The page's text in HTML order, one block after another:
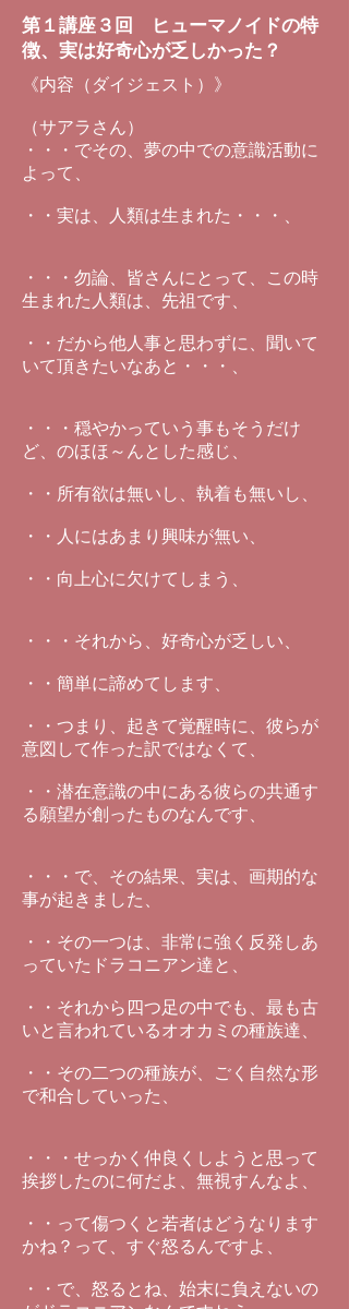
第１講座３回 ヒューマノイドの特
徴、実は好奇心が乏しかった？
《内容（ダイジェスト）》
（サアラさん）
・・・でその、夢の中での意識活動に
よって、
・・実は、人類は生まれた・・・、
・・・勿論、皆さんにとって、この時
生まれた人類は、先祖です、
・・だから他人事と思わずに、聞いて
いて頂きたいなあと・・・、
・・・穏やかっていう事もそうだけ
ど、のほほ～んとした感じ、
・・所有欲は無いし、執着も無いし、
・・人にはあまり興味が無い、
・・向上心に欠けてしまう、
・・・それから、好奇心が乏しい、
・・簡単に諦めてします、
・・つまり、起きて覚醒時に、彼らが
意図して作った訳ではなくて、
・・潜在意識の中にある彼らの共通す
る願望が創ったものなんです、
・・・で、その結果、実は、画期的な
事が起きました、
・・その一つは、非常に強く反発しあ
っていたドラコニアン達と、
・・それから四つ足の中でも、最も古
いと言われているオオカミの種族達、
・・その二つの種族が、ごく自然な形
で和合していった、
・・・せっかく仲良くしようと思って
挨拶したのに何だよ、無視すんなよ、
・・って傷つくと若者はどうなります
かね？って、すぐ怒るんですよ、
・・で、怒るとね、始末に負えないの